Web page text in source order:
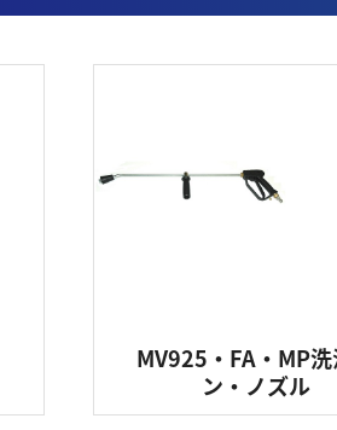
アッセンブリホース製作
シリコーンゴムホース
MV925・FA・MP
ン・ノズル